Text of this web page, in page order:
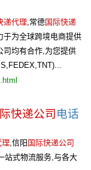
递代理,常德国际快递
于为全球跨境电商提供
司均有合作,为您提供
快递公司 电话
理,信阳 国际快递公司
站式物流服务,与各大